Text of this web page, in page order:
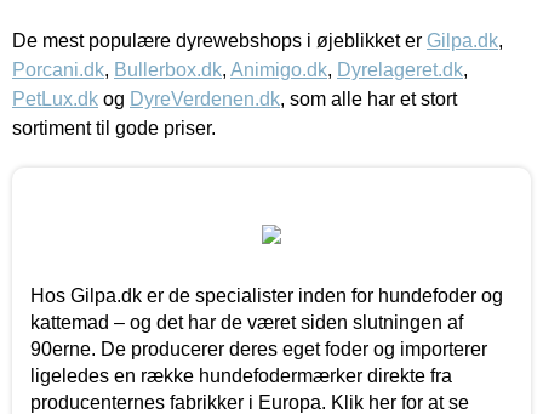
De mest populære dyrewebshops i øjeblikket er Gilpa.dk,
Porcani.dk, Bullerbox.dk, Animigo.dk, Dyrelageret.dk,
PetLux.dk og DyreVerdenen.dk, som alle har et stort
sortiment til gode priser.
Hos Gilpa.dk er de specialister inden for hundefoder og
kattemad – og det har de været siden slutningen af
90erne. De producerer deres eget foder og importerer
ligeledes en række hundefodermærker direkte fra
producenternes fabrikker i Europa. Klik her for at se